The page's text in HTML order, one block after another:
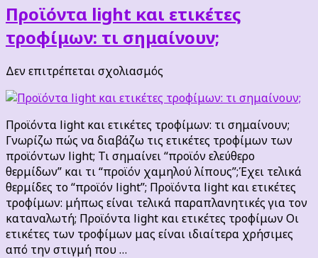
Προϊόντα light και ετικέτες
τροφίμων: τι σημαίνουν;
Δεν επιτρέπεται σχολιασμός
light
και
ετικέτες
τροφίμων:
τι
σημαίνουν;
Προϊόντα light και ετικέτες τροφίμων: τι σημαίνουν;
Γνωρίζω πώς να διαβάζω τις ετικέτες τροφίμων των
προϊόντων light; Τι σημαίνει “προϊόν ελεύθερο
θερμίδων” και τι “προϊόν χαμηλού λίπους”;Έχει τελικά
θερμίδες το “προϊόν light”; Προϊόντα light και ετικέτες
τροφίμων: μήπως είναι τελικά παραπλανητικές για τον
καταναλωτή; Προϊόντα light και ετικέτες τροφίμων Οι
ετικέτες των τροφίμων μας είναι ιδιαίτερα χρήσιμες
από την στιγμή που …